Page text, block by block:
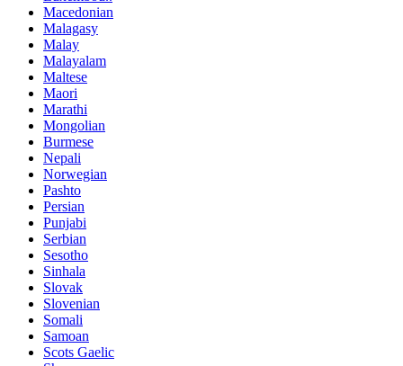
Macedonian
Malagasy
Malay
Malayalam
Maltese
Maori
Marathi
Mongolian
Burmese
Nepali
Norwegian
Pashto
Persian
Punjabi
Serbian
Sesotho
Sinhala
Slovak
Slovenian
Somali
Samoan
Scots Gaelic